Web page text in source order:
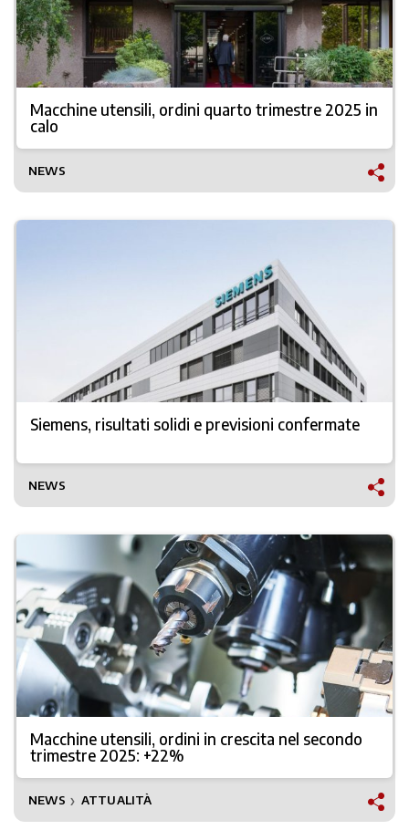
Macchine utensili, ordini quarto trimestre 2025 in
calo
NEWS
Siemens, risultati solidi e previsioni confermate
NEWS
Macchine utensili, ordini in crescita nel secondo
trimestre 2025: +22%
NEWS ❯ ATTUALITÀ